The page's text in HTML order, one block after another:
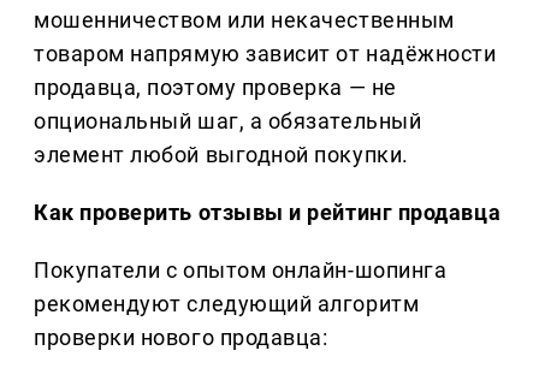
мошенничеством или некачественным
товаром напрямую зависит от надёжности
продавца, поэтому проверка — не
опциональный шаг, а обязательный
элемент любой выгодной покупки.
Как проверить отзывы и рейтинг продавца
Покупатели с опытом онлайн-шопинга
рекомендуют следующий алгоритм
проверки нового продавца: